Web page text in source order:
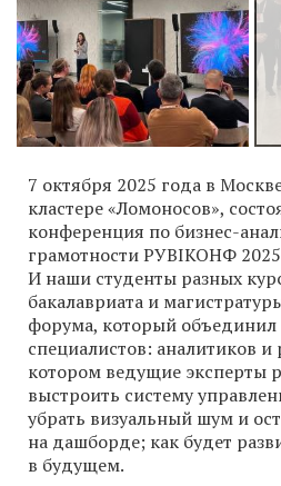
7 октября 2025 года в
кластере «Ломоносов»,
конференция по бизнес-
грамотности РУBIКОНФ
И наши студенты разных
бакалавриата и
форума, который объединил
специалистов: аналитиков и
котором ведущие эксперты
выстроить систему
убрать визуальный шум и
на дашборде; как будет
в будущем.